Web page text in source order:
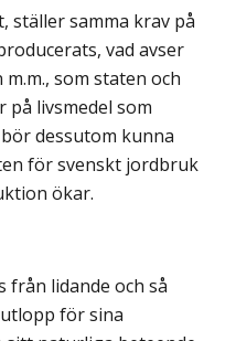
ställer samma krav på
vad avser
som staten och
på livsmedel som
dessutom kunna
för svenskt jordbruk
ökar.
från lidande och så
för sina